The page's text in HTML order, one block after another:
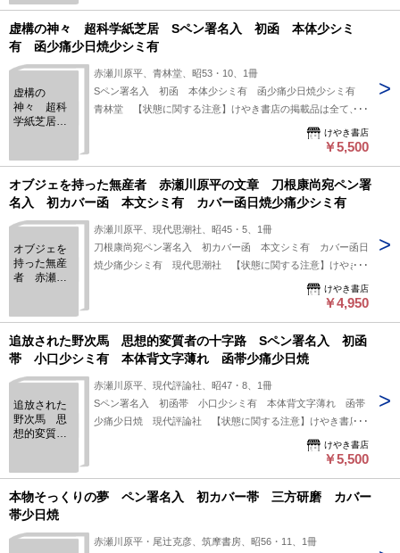
文少シミ有
能な）為、状態欄の「中古品（並）」という表現は考慮にいれ
ないで下さい。痛みなどの瑕疵につきましては、解説欄等をご
お考え下さい。:
虚構の神々 超科学紙芝居 Sペン署名入 初函 本体少シミ
有 函少痛少日焼少シミ有
虚構の
神々 超科
学紙芝居 S
本体少シミ
有 函少痛
少日焼少シ
ミ有
赤瀬川原平、青林堂、昭53・10、1冊
Sペン署名入 初函 本体少シミ有 函少痛少日焼少シミ有
青林堂 【状態に関する注意】けやき書店の掲載品は全て、状
態に関わらず「中古品（並）」と表示されています。「日本の
古本屋」は６段階の「状態」表記が必須となりましたが、当店
可能な）為、状態欄の「中古品（並）」という表現は考慮にい
れないで下さい。痛みなどの瑕疵につきましては、解説欄等を
とお考え下さい。:
けやき書店
￥5,500
オブジェを持った無産者 赤瀬川原平の文章 刀根康尚宛ペン署
名入 初カバー函 本文シミ有 カバー函日焼少痛少シミ有
オブジェを
持った無産
者 赤瀬川
尚宛ペン署
名入 初カ
バー函 本
文シミ有
カバー函日
ミ有
赤瀬川原平、現代思潮社、昭45・5、1冊
刀根康尚宛ペン署名入 初カバー函 本文シミ有 カバー函日
焼少痛少シミ有 現代思潮社 【状態に関する注意】けやき書
店の掲載品は全て、状態に関わらず「中古品（並）」と表示さ
れています。「日本の古本屋」は６段階の「状態」表記が必須
けは適切ではない（不可能な）為、状態欄の「中古品（並）」
という表現は考慮にいれないで下さい。痛みなどの瑕疵につき
のは特に問題なく良好とお考え下さい。:
けやき書店
￥4,950
追放された野次馬 思想的変質者の十字路 Sペン署名入 初函
帯 小口少シミ有 本体背文字薄れ 函帯少痛少日焼
追放された
野次馬 思
想的変質者
入 初函
帯 小口少
シミ有 本
体背文字薄
れ 函帯少
赤瀬川原平、現代評論社、昭47・8、1冊
Sペン署名入 初函帯 小口少シミ有 本体背文字薄れ 函帯
少痛少日焼 現代評論社 【状態に関する注意】けやき書店の
掲載品は全て、状態に関わらず「中古品（並）」と表示されて
います。「日本の古本屋」は６段階の「状態」表記が必須とな
適切ではない（不可能な）為、状態欄の「中古品（並）」とい
特に問題なく良好とお考え下さい。:
けやき書店
￥5,500
本物そっくりの夢 ペン署名入 初カバー帯 三方研磨 カバー
帯少日焼
赤瀬川原平・尾辻克彦、筑摩書房、昭56・11、1冊